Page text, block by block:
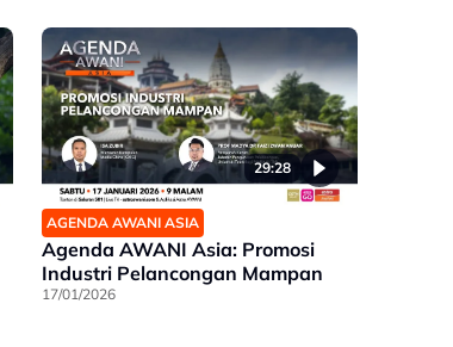
29:28
AGENDA AWANI ASIA
Agenda AWANI Asia: Promosi
Industri Pelancongan Mampan
17/01/2026